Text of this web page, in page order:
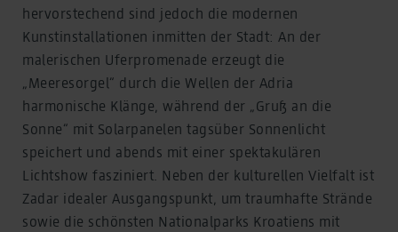
hervorstechend sind jedoch die modernen
Kunstinstallationen inmitten der Stadt: An der
malerischen Uferpromenade erzeugt die
„Meeresorgel“ durch die Wellen der Adria
harmonische Klänge, während der „Gruß an die
Sonne“ mit Solarpanelen tagsüber Sonnenlicht
speichert und abends mit einer spektakulären
Lichtshow fasziniert. Neben der kulturellen Vielfalt ist
Zadar idealer Ausgangspunkt, um traumhafte Strände
sowie die schönsten Nationalparks Kroatiens mit